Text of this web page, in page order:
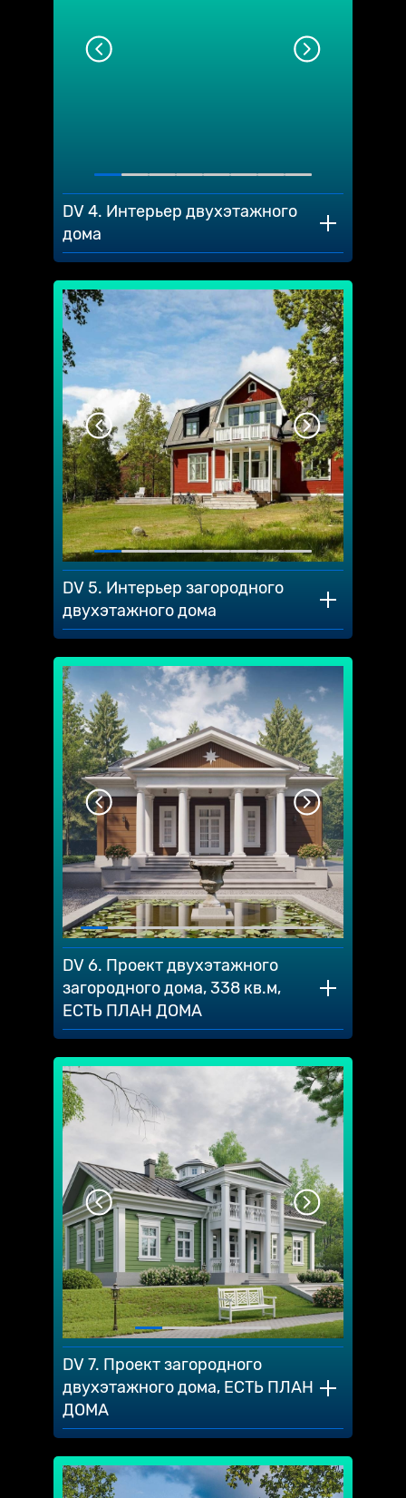
DV 4. Интерьер двухэтажного
дома
DV 5. Интерьер загородного
двухэтажного дома
DV 6. Проект двухэтажного
загородного дома, 338 кв.м,
ЕСТЬ ПЛАН ДОМА
DV 7. Проект загородного
двухэтажного дома, ЕСТЬ ПЛАН
ДОМА